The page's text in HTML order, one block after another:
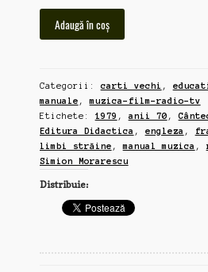
"Cântece,
(engleza,
franceza,
germana,
rusa),
Simion
1979,
Editura
Adaugă în coș
Categorii:carti vechi ,
manuale ,muzica-film-radio-tv
Etichete: 1979 ,anii 70 ,
Editura Didactica , engleza ,
limbi străine ,manual muzica ,
Simion Morarescu
Distribuie: